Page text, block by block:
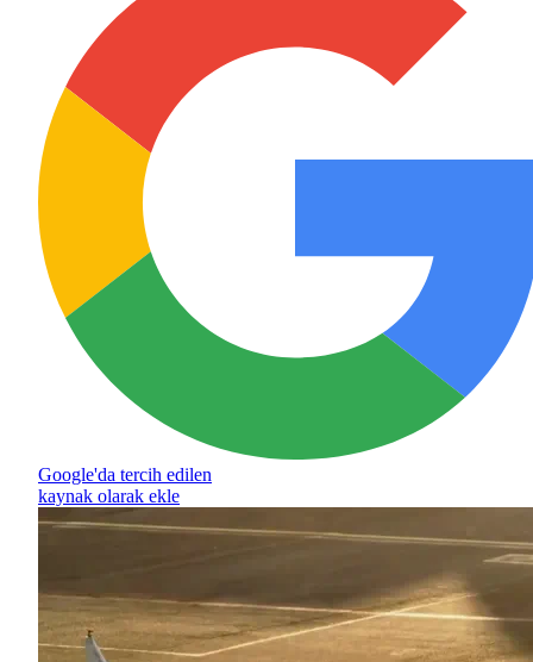
Google'da tercih edilen
kaynak olarak ekle